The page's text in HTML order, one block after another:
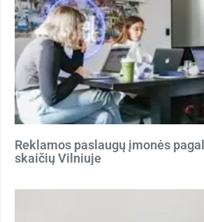
Reklamos paslaugų įmonės
skaičių Vilniuje